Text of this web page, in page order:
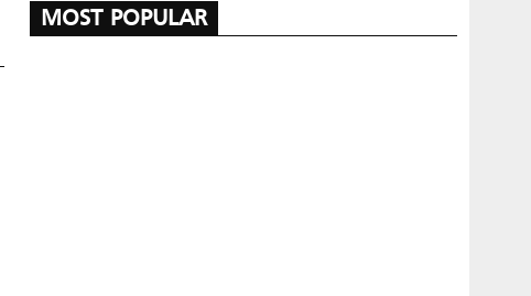
MOST POPULAR